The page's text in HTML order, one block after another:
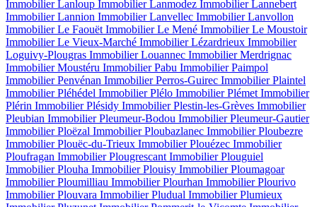
Immobilier Lanloup Immobilier Lanmodez Immobilier Lannebert
Immobilier Lannion Immobilier Lanvellec Immobilier Lanvollon
Immobilier Le Faouët Immobilier Le Mené Immobilier Le Moustoir
Immobilier Le Vieux-Marché Immobilier Lézardrieux Immobilier
Loguivy-Plougras Immobilier Louannec Immobilier Merdrignac
Immobilier Moustéru Immobilier Pabu Immobilier Paimpol
Immobilier Penvénan Immobilier Perros-Guirec Immobilier Plaintel
Immobilier Pléhédel Immobilier Plélo Immobilier Plémet Immobilier
Plérin Immobilier Plésidy Immobilier Plestin-les-Grèves Immobilier
Pleubian Immobilier Pleumeur-Bodou Immobilier Pleumeur-Gautier
Immobilier Ploëzal Immobilier Ploubazlanec Immobilier Ploubezre
Immobilier Plouëc-du-Trieux Immobilier Plouézec Immobilier
Ploufragan Immobilier Plougrescant Immobilier Plouguiel
Immobilier Plouha Immobilier Plouisy Immobilier Ploumagoar
Immobilier Ploumilliau Immobilier Plourhan Immobilier Plourivo
Immobilier Plouvara Immobilier Pludual Immobilier Plumieux